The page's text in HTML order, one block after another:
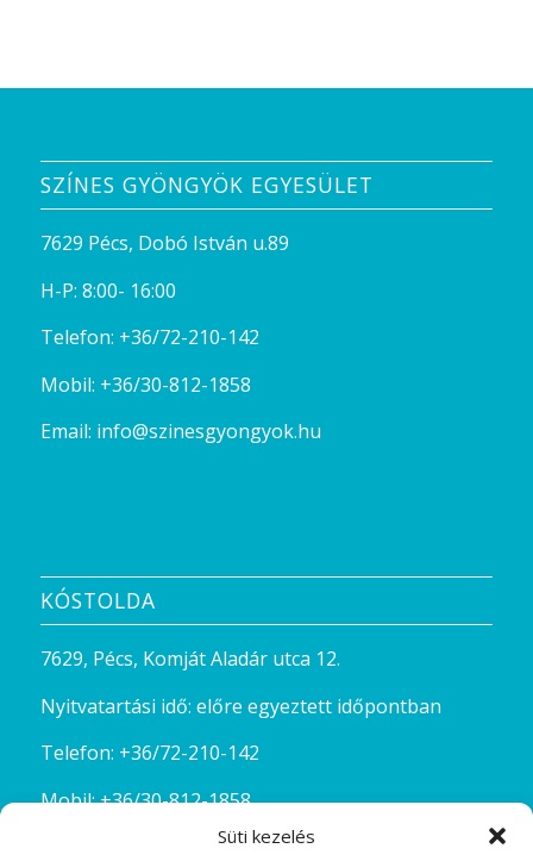
Süti kezelés
SZÍNES GYÖNGYÖK EGYESÜLET
7629 Pécs, Dobó István u.89
H-P: 8:00- 16:00
Telefon: +36/72-210-142
Mobil: +36/30-812-1858
Email: info@szinesgyongyok.hu
KÓSTOLDA
7629, Pécs, Komját Aladár utca 12.
Nyitvatartási idő: előre egyeztett időpontban
Telefon: +36/72-210-142
Mobil:+36/30-812-1858
kostolda@szinesgyongyok.hu